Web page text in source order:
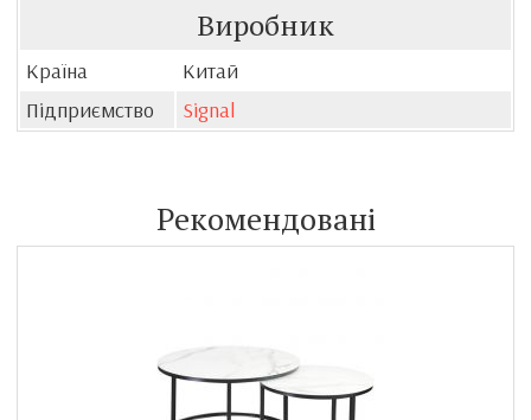
Виробник
Країна
Китай
Підприємство
Signal
Рекомендовані